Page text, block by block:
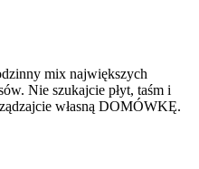
mix największych
Nie szukajcie płyt, taśm i
własną DOMÓWKĘ.